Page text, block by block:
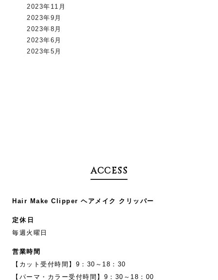
2023年11月
2023年9月
2023年8月
2023年6月
2023年5月
ACCESS
Hair Make Clipper ヘアメイク クリッパー
定休日
毎週火曜日
営業時間
【カット受付時間】9：30～18：30
【パーマ・カラー受付時間】9：30～18：00